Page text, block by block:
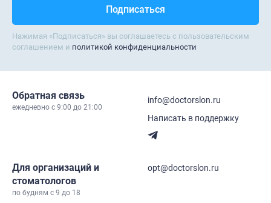
Нажимая «Подписаться» вы соглашаетесь с пользовательским
соглашением и политикой конфиденциальности
Обратная связь
ежедневно c 9:00 до 21:00
info@doctorslon.ru
Написать в поддержку
Для организаций и
стоматологов
по будням с 9 до 18
opt@doctorslon.ru